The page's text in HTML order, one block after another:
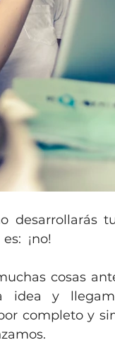
desarrollarás
¡no!
cosas
idea y
completo y